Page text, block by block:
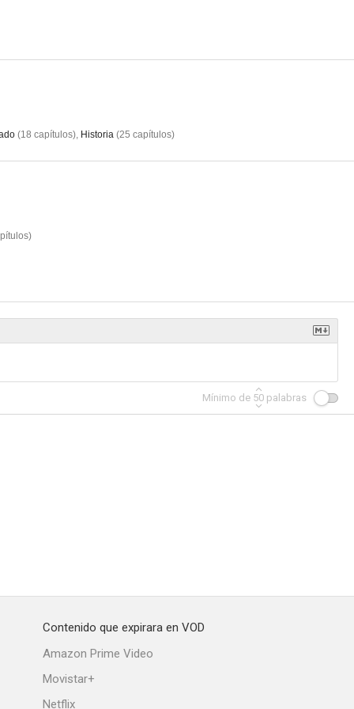
(18 capítulos), Historia (25 capítulos)
)
Mínimo de 50 palabras
Contenido que expirara en VOD
Amazon Prime Video
Movistar+
Netflix